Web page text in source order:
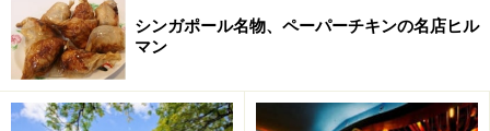
シンガポール名物、ペーパーチキンの名店ヒル
マン